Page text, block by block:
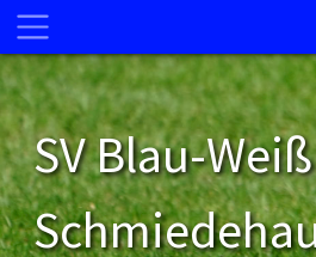
SV Blau-Weiß